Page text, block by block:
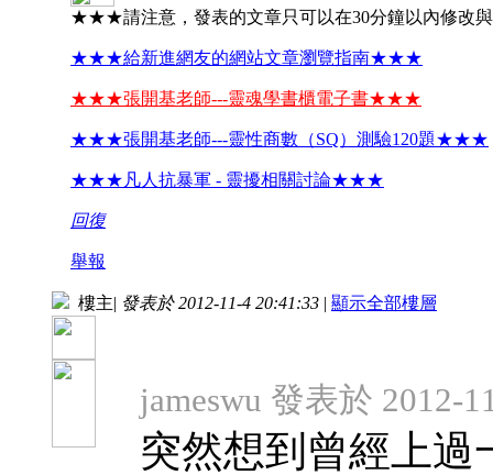
★★★請注意，發表的文章只可以在30分鐘以內修
★★★給新進網友的網站文章瀏覽指南★★★
★★★張開基老師---靈魂學書櫃電子書★★★
★★★張開基老師---靈性商數（SQ）測驗120題★★★
★★★凡人抗暴軍 - 靈擾相關討論★★★
回復
舉報
樓主| 發表於 2012-11-4 20:41:33 | 顯示全部樓層
jameswu 發表於 2012-
突然想到曾經上過